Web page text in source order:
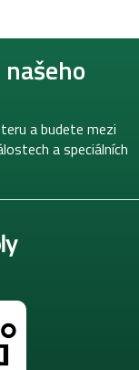
a budete mezi
a speciálních